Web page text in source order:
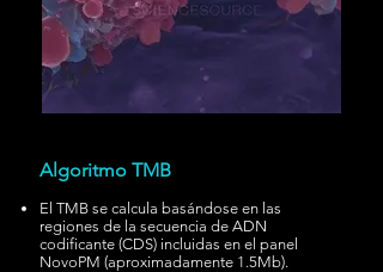
Algoritmo TMB
El TMB se calcula basándose en las
regiones de la secuencia de ADN
codificante (CDS) incluidas en el panel
NovoPM (aproximadamente 1.5Mb).